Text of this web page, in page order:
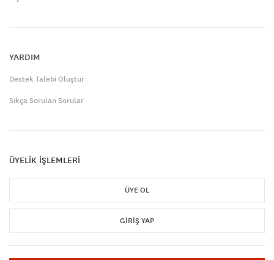
YARDIM
Destek Talebi Oluştur
Sıkça Sorulan Sorular
ÜYELİK İŞLEMLERİ
ÜYE OL
GIRIŞ YAP